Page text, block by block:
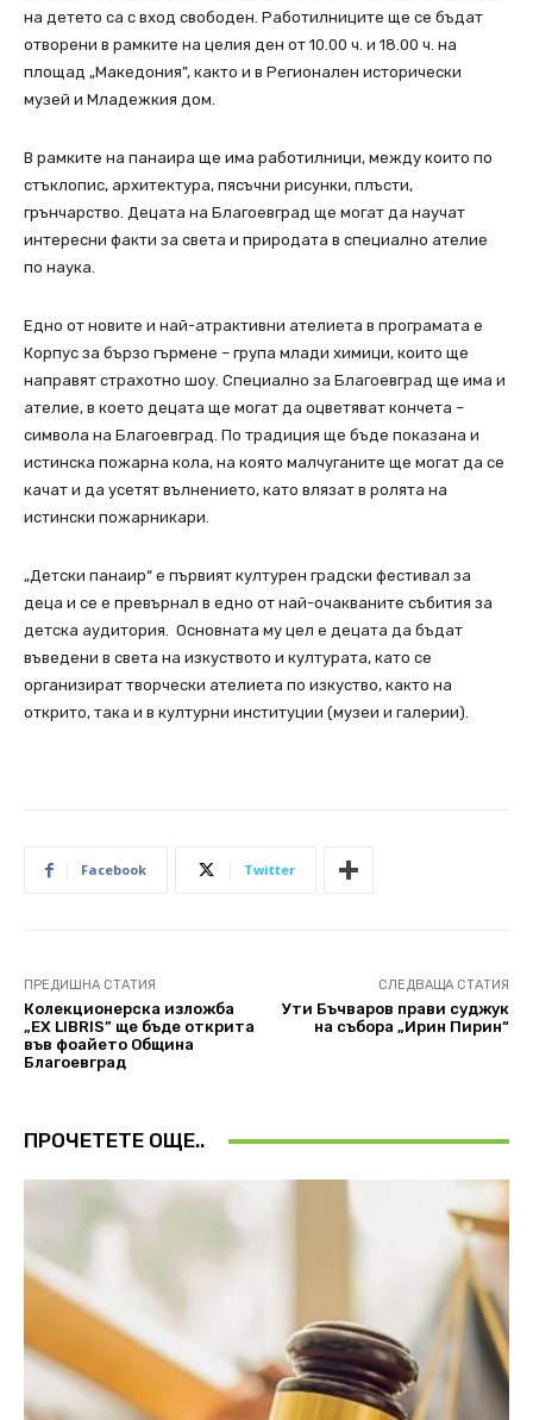
на детето са с вход свободен. Работилниците ще се бъдат
отворени в рамките на целия ден от 10.00 ч. и 18.00 ч. на
площад „Македония”, както и в Регионален исторически
музей и Младежкия дом.
В рамките на панаира ще има работилници, между които по
стъклопис, архитектура, пясъчни рисунки, плъсти,
грънчарство. Децата на Благоевград ще могат да научат
интересни факти за света и природата в специално ателие
по наука.
Едно от новите и най-атрактивни ателиета в програмата е
Корпус за бързо гърмене – група млади химици, които ще
направят страхотно шоу. Специално за Благоевград ще има и
ателие, в което децата ще могат да оцветяват кончета –
символа на Благоевград. По традиция ще бъде показана и
истинска пожарна кола, на която малчуганите ще могат да се
качат и да усетят вълнението, като влязат в ролята на
истински пожарникари.
„Детски панаир“ е първият културен градски фестивал за
деца и се е превърнал в едно от най-очакваните събития за
детска аудитория. Основната му цел е децата да бъдат
въведени в света на изкуството и културата, като се
организират творчески ателиета по изкуство, както на
открито, така и в културни институции (музеи и галерии).
Facebook Twitter
ПРЕДИШНА СТАТИЯ
Колекционерска изложба
„EX LIBRIS” ще бъде открита
във фоайето Община
Благоевград
СЛЕДВАЩА СТАТИЯ
Ути Бъчваров прави суджук
на събора „Ирин Пирин“
ПРОЧЕТЕТЕ ОЩЕ..